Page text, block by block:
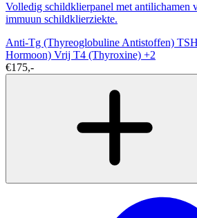
Volledig schildklierpanel met antilichamen
immuun schildklierziekte.
Anti-Tg (Thyreoglobuline Antistoffen)
Hormoon) Vrij T4 (Thyroxine) +2
€175,-